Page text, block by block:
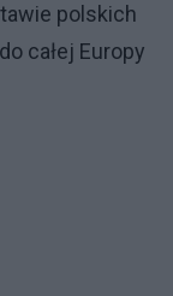
polskich
całej Europy